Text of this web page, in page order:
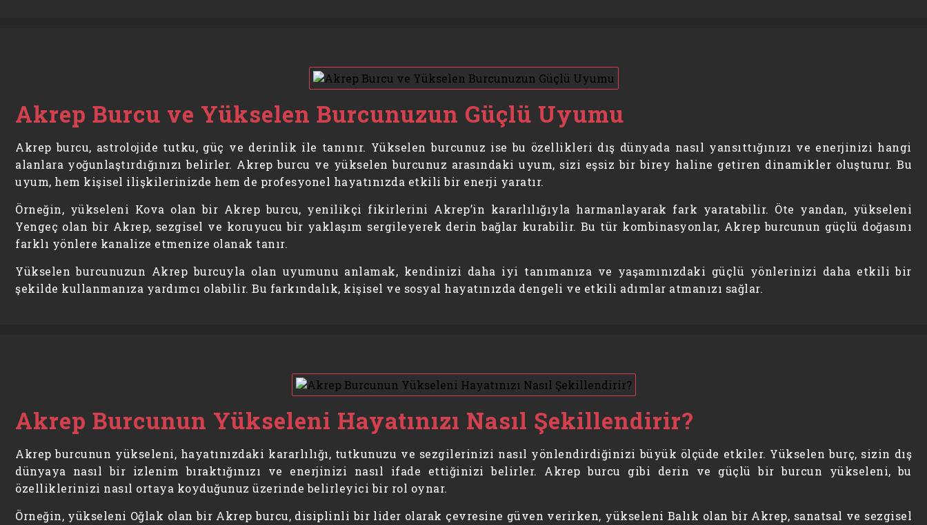
Akrep Burcu ve Yükselen Burcunuzun Güçlü Uyumu
Akrep burcu, astrolojide tutku, güç ve derinlik ile tanınır. Yükselen burcunuz ise bu özellikleri dış dünyada nasıl yansıttığınızı ve enerjinizi hangi
alanlara yoğunlaştırdığınızı belirler. Akrep burcu ve yükselen burcunuz arasındaki uyum, sizi eşsiz bir birey haline getiren dinamikler oluşturur. Bu
uyum, hem kişisel ilişkilerinizde hem de profesyonel hayatınızda etkili bir enerji yaratır.
Örneğin, yükseleni Kova olan bir Akrep burcu, yenilikçi fikirlerini Akrep’in kararlılığıyla harmanlayarak fark yaratabilir. Öte yandan, yükseleni
Yengeç olan bir Akrep, sezgisel ve koruyucu bir yaklaşım sergileyerek derin bağlar kurabilir. Bu tür kombinasyonlar, Akrep burcunun güçlü doğasını
farklı yönlere kanalize etmenize olanak tanır.
Yükselen burcunuzun Akrep burcuyla olan uyumunu anlamak, kendinizi daha iyi tanımanıza ve yaşamınızdaki güçlü yönlerinizi daha etkili bir
şekilde kullanmanıza yardımcı olabilir. Bu farkındalık, kişisel ve sosyal hayatınızda dengeli ve etkili adımlar atmanızı sağlar.
Akrep Burcunun Yükseleni Hayatınızı Nasıl Şekillendirir?
Akrep burcunun yükseleni, hayatınızdaki kararlılığı, tutkunuzu ve sezgilerinizi nasıl yönlendirdiğinizi büyük ölçüde etkiler. Yükselen burç, sizin dış
dünyaya nasıl bir izlenim bıraktığınızı ve enerjinizi nasıl ifade ettiğinizi belirler. Akrep burcu gibi derin ve güçlü bir burcun yükseleni, bu
özelliklerinizi nasıl ortaya koyduğunuz üzerinde belirleyici bir rol oynar.
Örneğin, yükseleni Oğlak olan bir Akrep burcu, disiplinli bir lider olarak çevresine güven verirken, yükseleni Balık olan bir Akrep, sanatsal ve sezgisel